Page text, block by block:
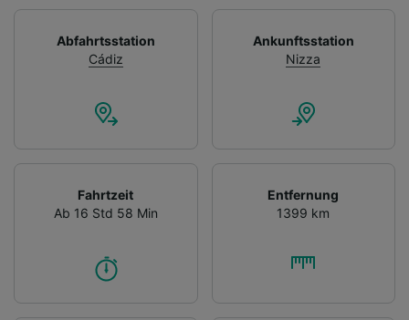
Abfahrtsstation
Cádiz
Ankunftsstation
Nizza
Fahrtzeit
Ab 16 Std 58 Min
Entfernung
1399 km